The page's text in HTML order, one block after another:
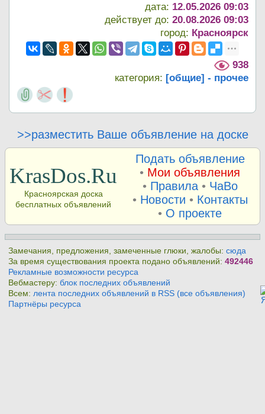
дата: 12.05.2026 09:03
действует до:20.08.2026 09:03
город: Красноярск
938
категория: [общие] - прочее
>>разместить Ваше объявление на доске
KrasDos.Ru
Красноярская доска
бесплатных объявлений
Подать объявление
• Мои объявления
• Правила• ЧаВо
• Новости • Контакты
• О проекте
Замечания, предложения, замеченные глюки, жалобы:сюда
За время существования проекта подано объявлений:492446
Рекламные возможности ресурса
Вебмастеру:блок последних объявлений
Всем: лента последних объявлений в RSS (все объявления)
Партнёры ресурса